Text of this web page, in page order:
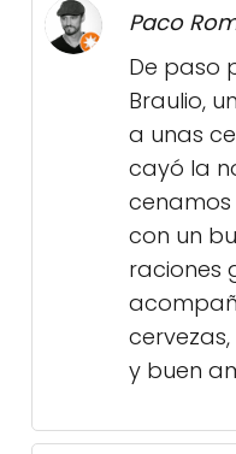
Paco
De paso
Braulio,
a unas
cayó la
con un
raciones
y buen